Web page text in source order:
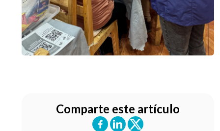
Comparte este artículo